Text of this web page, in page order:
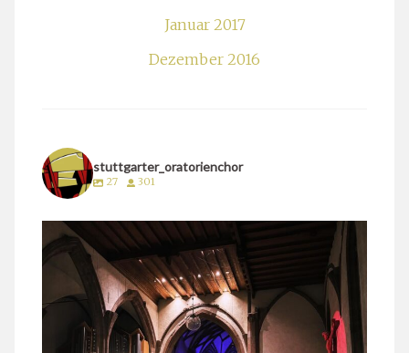
Januar 2017
Dezember 2016
stuttgarter_oratorienchor
27 301
stuttgarter_oratorienchor
März 24